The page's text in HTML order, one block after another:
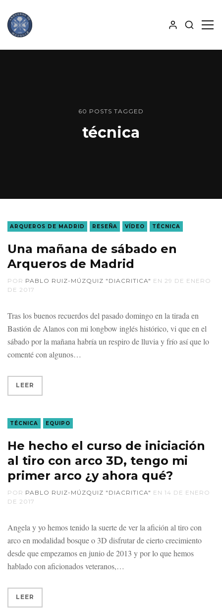
60 POSTS TAGGED
técnica
ARQUEROS DE MADRID RESEÑA VÍDEO TÉCNICA
Una mañana de sábado en
Arqueros de Madrid
POR PABLO RUIZ-MÚZQUIZ "DIACRITICA" EN 29 DE ENERO
DE 2017
Tras los buenos recuerdos del pasado domingo en la tirada en
Bastión de Alanos con mi longbow inglés histórico, vi que en el
sábado por la mañana habría un respiro de lluvia y frío así que lo
comenté con algunos
LEER
TÉCNICA EQUIPO
He hecho el curso de iniciación
al tiro con arco 3D, tengo mi
primer arco ¿y ahora qué?
POR PABLO RUIZ-MÚZQUIZ "DIACRITICA" EN 14 DE ENERO
DE 2017
Angela y yo hemos tenido la suerte de ver la afición al tiro con
arco en modalidad bosque o 3D disfrutar de cierto crecimiento
desde que empezamos en junio de 2013 y por lo que hemos
hablado con aficionados veteranos,
LEER